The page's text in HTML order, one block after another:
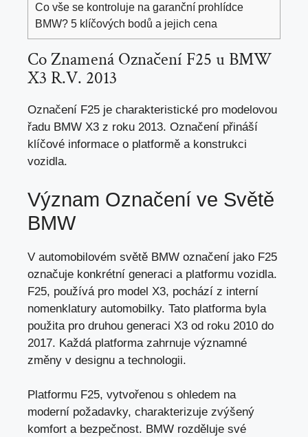
Co vše se kontroluje na garanční prohlídce
BMW? 5 klíčových bodů a jejich cena
Co Znamená Označení F25 u BMW
X3 R.V. 2013
Označení F25 je charakteristické pro modelovou
řadu BMW X3 z roku 2013. Označení přináší
klíčové informace o platformě a konstrukci
vozidla.
Význam Označení ve Světě
BMW
V automobilovém světě BMW označení jako F25
označuje konkrétní generaci a platformu vozidla.
F25, používá pro model X3, pochází z interní
nomenklatury automobilky. Tato platforma byla
použita pro druhou generaci X3 od roku 2010 do
2017. Každá platforma zahrnuje významné
změny v designu a technologii.
Platformu F25, vytvořenou s ohledem na
moderní požadavky, charakterizuje zvýšený
komfort a bezpečnost. BMW rozděluje své